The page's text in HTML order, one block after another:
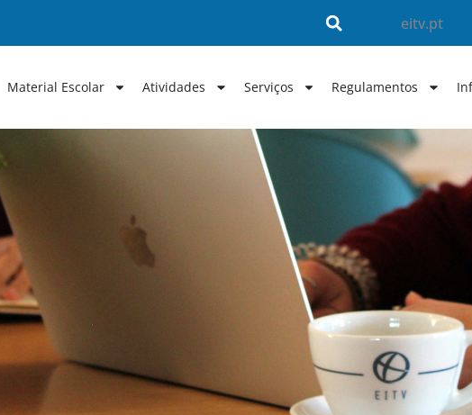
eitv.pt
Material Escolar Atividades Serviços Regulamentos